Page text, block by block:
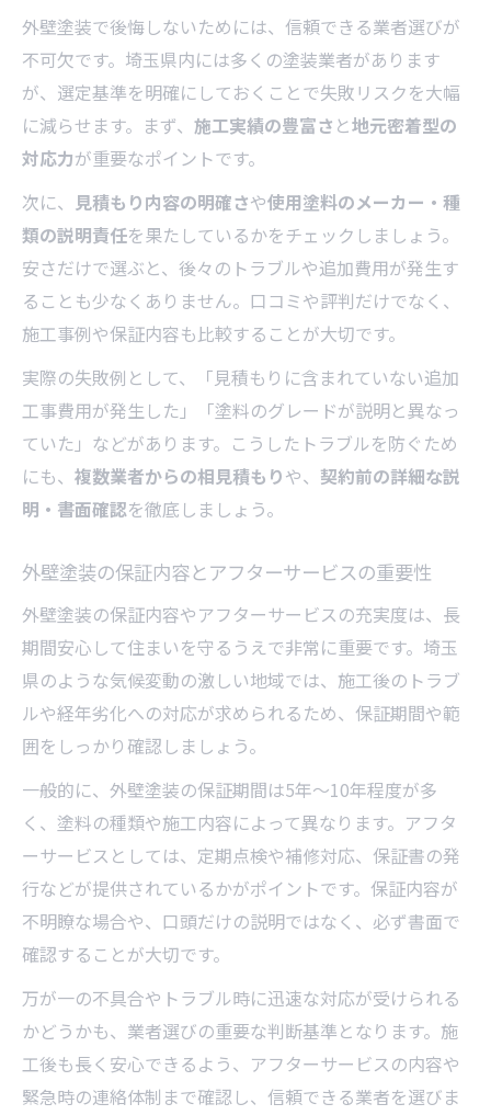
外壁塗装で後悔しないためには、信頼できる業者選びが
不可欠です。埼玉県内には多くの塗装業者があります
が、選定基準を明確にしておくことで失敗リスクを大幅
に減らせます。まず、 施工実績の豊富さ と地元密着型の
対応力が重要なポイントです。
次に、 見積もり内容の明確さや使用塗料のメーカー・種
類の説明責任を果たしているかをチェックしましょう。
安さだけで選ぶと、後々のトラブルや追加費用が発生す
ることも少なくありません。口コミや評判だけでなく、
施工事例や保証内容も比較することが大切です。
実際の失敗例として、「見積もりに含まれていない追加
工事費用が発生した」「塗料のグレードが説明と異なっ
ていた」などがあります。こうしたトラブルを防ぐため
にも、 複数業者からの相見積もりや、 契約前の詳細な説
明・書面確認を徹底しましょう。
外壁塗装の保証内容とアフターサービスの重要性
外壁塗装の保証内容やアフターサービスの充実度は、長
期間安心して住まいを守るうえで非常に重要です。埼玉
県のような気候変動の激しい地域では、施工後のトラブ
ルや経年劣化への対応が求められるため、保証期間や範
囲をしっかり確認しましょう。
一般的に、外壁塗装の保証期間は5年〜10年程度が多
く、塗料の種類や施工内容によって異なります。アフタ
ーサービスとしては、定期点検や補修対応、保証書の発
行などが提供されているかがポイントです。保証内容が
不明瞭な場合や、口頭だけの説明ではなく、必ず書面で
確認することが大切です。
万が一の不具合やトラブル時に迅速な対応が受けられる
かどうかも、業者選びの重要な判断基準となります。施
工後も長く安心できるよう、アフターサービスの内容や
緊急時の連絡体制まで確認し、信頼できる業者を選びま